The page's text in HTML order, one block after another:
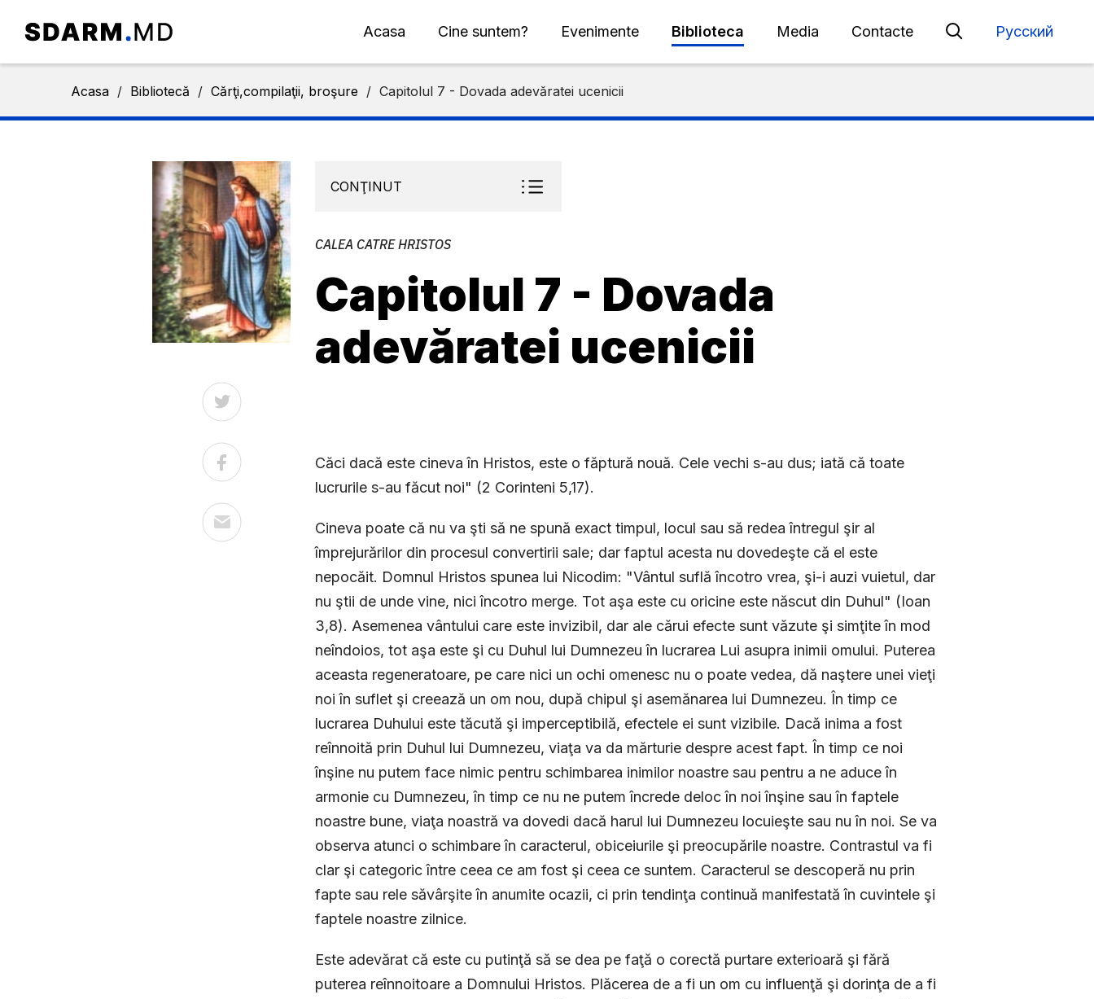
Acasa Cine suntem? Evenimente Biblioteca Media Contacte Русский
Acasa / Bibliotecă / Cărţi,compilaţii, broşure / Capitolul 7 - Dovada adevăratei ucenicii
CONŢINUT
CALEA CATRE HRISTOS
Capitolul 7 - Dovada
adevăratei ucenicii
Căci dacă este cineva în Hristos, este o făptură nouă. Cele vechi s-au dus; iată că toate
lucrurile s-au făcut noi" (2 Corinteni 5,17).
Cineva poate că nu va şti să ne spună exact timpul, locul sau să redea întregul şir al
împrejurărilor din procesul convertirii sale; dar faptul acesta nu dovedeşte că el este
nepocăit. Domnul Hristos spunea lui Nicodim: "Vântul suflă încotro vrea, şi-i auzi vuietul, dar
nu ştii de unde vine, nici încotro merge. Tot aşa este cu oricine este născut din Duhul" (Ioan
3,8). Asemenea vântului care este invizibil, dar ale cărui efecte sunt văzute şi simţite în mod
neîndoios, tot aşa este şi cu Duhul lui Dumnezeu în lucrarea Lui asupra inimii omului. Puterea
aceasta regeneratoare, pe care nici un ochi omenesc nu o poate vedea, dă naştere unei vieţi
noi în suflet şi creează un om nou, după chipul şi asemănarea lui Dumnezeu. În timp ce
lucrarea Duhului este tăcută şi imperceptibilă, efectele ei sunt vizibile. Dacă inima a fost
reînnoită prin Duhul lui Dumnezeu, viaţa va da mărturie despre acest fapt. În timp ce noi
înşine nu putem face nimic pentru schimbarea inimilor noastre sau pentru a ne aduce în
armonie cu Dumnezeu, în timp ce nu ne putem încrede deloc în noi înşine sau în faptele
noastre bune, viaţa noastră va dovedi dacă harul lui Dumnezeu locuieşte sau nu în noi. Se va
observa atunci o schimbare în caracterul, obiceiurile şi preocupările noastre. Contrastul va fi
clar şi categoric între ceea ce am fost şi ceea ce suntem. Caracterul se descoperă nu prin
fapte sau rele săvârşite în anumite ocazii, ci prin tendinţa continuă manifestată în cuvintele şi
faptele noastre zilnice.
Este adevărat că este cu putinţă să se dea pe faţă o corectă purtare exterioară şi fără
puterea reînnoitoare a Domnului Hristos. Plăcerea de a fi un om cu influenţă şi dorinţa de a fi